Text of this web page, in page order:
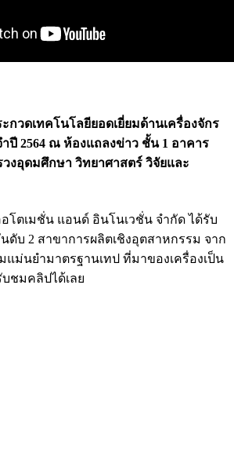
กวดเทคโนโลยียอดเยี่ยมด้านเครื่องจักร
ปี 2564 ณ ห้องแถลงข่าว ชั้น 1 อาคาร
งอุดมศึกษา วิทยาศาสตร์ วิจัยและ
โตเมชั่น แอนด์ อินโนเวชั่น จำกัด ได้รับ
ดับ 2 สาขาการผลิตเชิงอุตสาหกรรม จาก
แม่นยำมาตรฐานเทป ที่มาของเครื่องเป็น
ชมคลิปได้เลย